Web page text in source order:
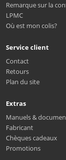
Remarque sur la
LPMC
Où est mon colis?
Service client
Contact
Retours
Plan du site
Extras
Manuels &
Fabricant
Chèques cadeaux
Promotions